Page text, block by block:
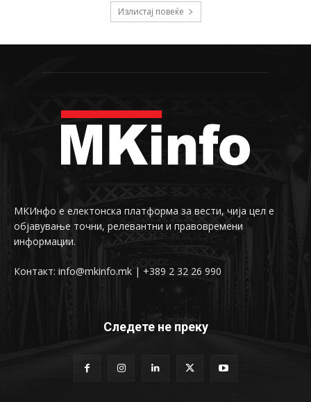
Излистај повеќе
МКИнфо е електонска платформа за вести, чија цел е
објавување точни, релевантни и правовремени
информации.
Контакт: info@mkinfo.mk | +389 2 32 26 990
Следете не преку